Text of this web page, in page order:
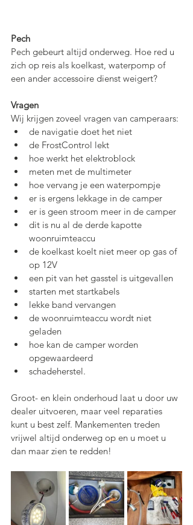
Pech
Pech gebeurt altijd onderweg. Hoe red u
zich op reis als koelkast, waterpomp of
een ander accessoire dienst weigert?
Vragen
Wij krijgen zoveel vragen van camperaars:
de navigatie doet het niet
de FrostControl lekt
hoe werkt het elektroblock
meten met de multimeter
hoe vervang je een waterpompje
er is ergens lekkage in de camper
er is geen stroom meer in de camper
dit is nu al de derde kapotte
woonruimteaccu
de koelkast koelt niet meer op gas of
op 12V
een pit van het gasstel is uitgevallen
starten met startkabels
lekke band vervangen
de woonruimteaccu wordt niet
geladen
hoe kan de camper worden
opgewaardeerd
schadeherstel.
Groot- en klein onderhoud laat u door uw
dealer uitvoeren, maar veel reparaties
kunt u best zelf. Mankementen treden
vrijwel altijd onderweg op en u moet u
dan maar zien te redden!